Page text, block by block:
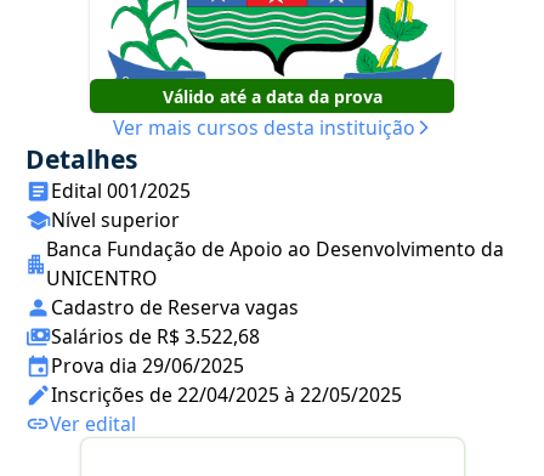
Válido até a data da prova
Ver mais cursos desta instituição
Detalhes
Edital 001/2025
Nível superior
Banca Fundação de Apoio ao Desenvolvimento da
UNICENTRO
Cadastro de Reserva vagas
Salários de R$ 3.522,68
Prova dia 29/06/2025
Inscrições de 22/04/2025 à 22/05/2025
Ver edital